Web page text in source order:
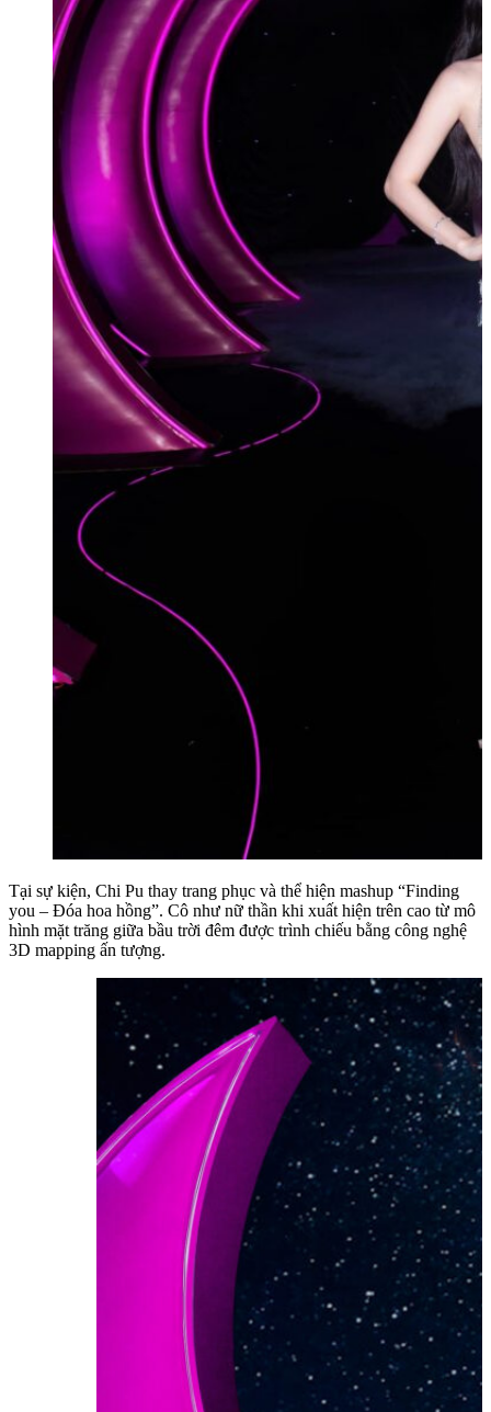
Tại sự kiện, Chi Pu thay trang phục và thể hiện mashup “Finding
you – Đóa hoa hồng”. Cô như nữ thần khi xuất hiện trên cao từ mô
hình mặt trăng giữa bầu trời đêm được trình chiếu bằng công nghệ
3D mapping ấn tượng.